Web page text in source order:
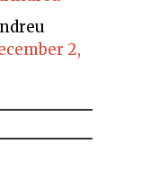
2,